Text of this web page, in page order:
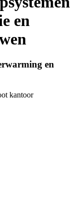
en
en